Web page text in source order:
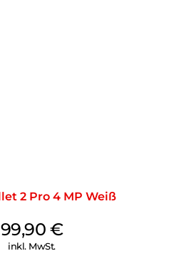
2 Pro 4 MP Weiß
99,90 €
inkl. MwSt.